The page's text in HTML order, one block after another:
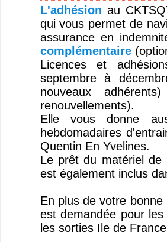
L'adhésion au
qui vous permet de
assurance en
complémentaire
Licences et
septembre à
nouveaux
renouvellements).
Elle vous donne
hebdomadaires
Quentin En Yvelines.
Le prêt du matériel de
est également inclus
En plus de votre
est demandée pour
les sorties Ile de